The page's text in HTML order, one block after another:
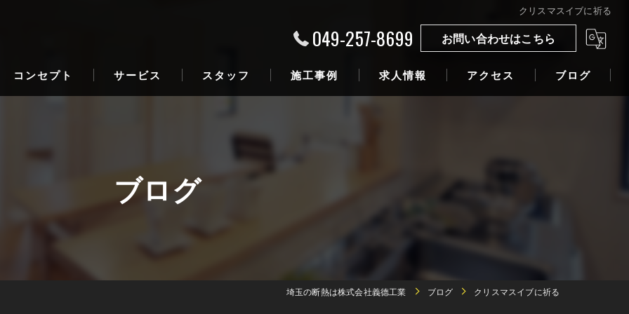
クリスマスイブに祈る
049-257-8699 お問い合わせはこちら
コンセプト サービス スタッフ 施工事例 求人情報 アクセス ブログ
ブログ
埼玉の断熱は株式会社義德工業 ブログ クリスマスイブに祈る